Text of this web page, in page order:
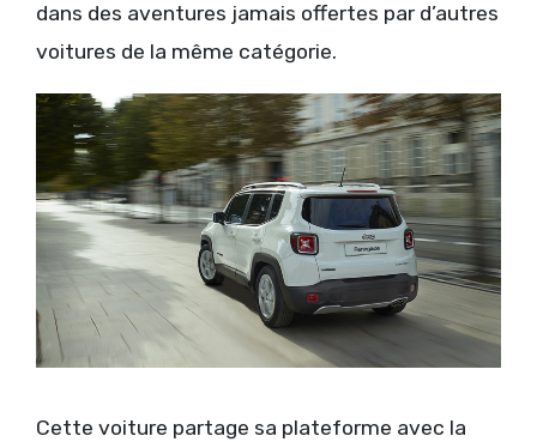
dans des aventures jamais offertes par d’autres
voitures de la même catégorie.
Cette voiture partage sa plateforme avec la